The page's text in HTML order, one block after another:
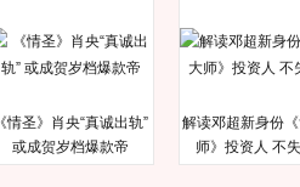
《情圣》肖央“真诚出轨”
或成贺岁档爆款帝
解读邓超新身份
师》投资人 不